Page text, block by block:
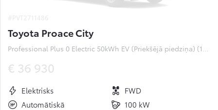
Toyota Proace City
Professional Plus 0 Electric 50kWh EV (Priekšējā piedziņa) (100 kW)
€ 36 930
Elektrisks
FWD
Automātiskā
100 kW